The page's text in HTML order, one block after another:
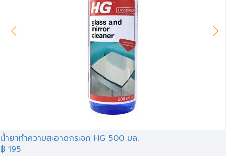
น้ำยาทำความสะอาดกระจก HG 500 มล.
฿ 195